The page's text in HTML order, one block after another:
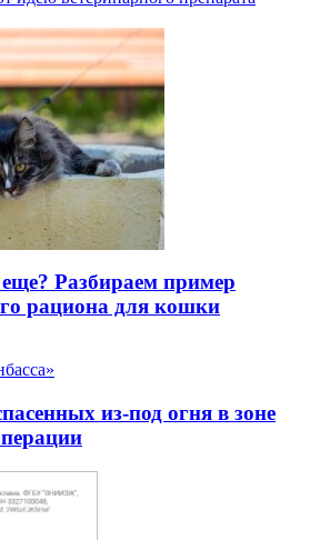
Разбираем пример
рациона для кошки
из-под огня в зоне